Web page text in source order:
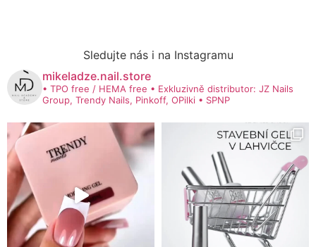
Sledujte nás i na Instagramu
mikeladze.nail.store
• TPO free / HEMA free • Exkluzivně distributor: JZ Nails
Group, Trendy Nails, Pinkoff, OPilki • SPNP